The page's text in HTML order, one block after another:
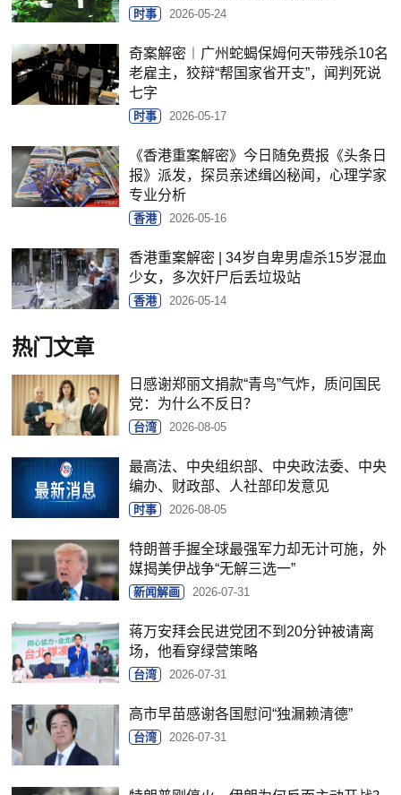
时事 2026-05-24
奇案解密︱广州蛇蝎保姆何天带残杀10名
老雇主，狡辩“帮国家省开支”，闻判死说
七字
时事 2026-05-17
《香港重案解密》今日随免费报《头条日
报》派发，探员亲述缉凶秘闻，心理学家
专业分析
香港 2026-05-16
香港重案解密 | 34岁自卑男虐杀15岁混血
少女，多次奸尸后丢垃圾站
香港 2026-05-14
热门文章
日感谢郑丽文捐款“青鸟”气炸，质问国民
党：为什么不反日？
台湾 2026-08-05
最高法、中央组织部、中央政法委、中央
编办、财政部、人社部印发意见
时事 2026-08-05
特朗普手握全球最强军力却无计可施，外
媒揭美伊战争“无解三选一”
新闻解画 2026-07-31
蒋万安拜会民进党团不到20分钟被请离
场，他看穿绿营策略
台湾 2026-07-31
高市早苗感谢各国慰问“独漏赖清德”
台湾 2026-07-31